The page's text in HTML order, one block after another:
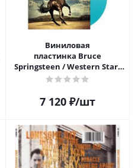
Виниловая
пластинка Bruce
Springsteen / Western Stars
(Coloured Vinyl)(2LP)
7 120 ₽/шт